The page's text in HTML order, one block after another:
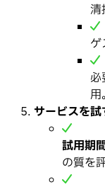
清
ゲ
用。
サービスを試
試用期
の質を